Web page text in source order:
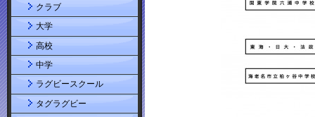
クラブ
大学
高校
中学
ラグビースクール
タグラグビー